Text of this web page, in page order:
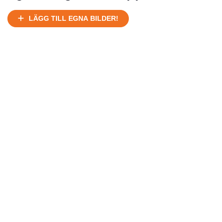
Under normalt skick, kan kräva reparation
LÄGG TILL EGNA BILDER!